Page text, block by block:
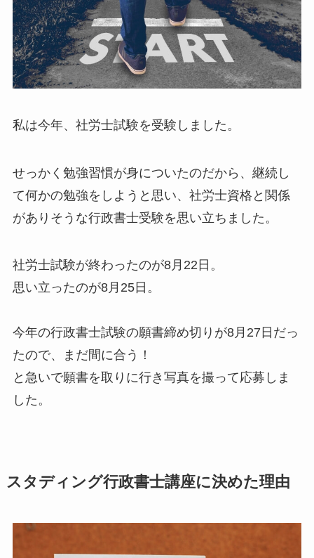
私は今年、社労士試験を受験しました。
せっかく勉強習慣が身についたのだから、継続し
て何かの勉強をしようと思い、社労士資格と関係
がありそうな行政書士受験を思い立ちました。
社労士試験が終わったのが8月22日。
思い立ったのが8月25日。
今年の行政書士試験の願書締め切りが8月27日だっ
たので、まだ間に合う！
と急いで願書を取りに行き写真を撮って応募しま
した。
スタディング行政書士講座に決めた理由